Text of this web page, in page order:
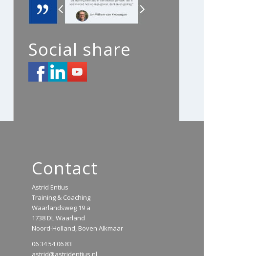
Social share
Contact
Astrid Entius
Training & Coaching
Waarlandsweg 19 a
1738 DL Waarland
Noord-Holland, Boven Alkmaar
06 34 54 06 83
astrid@astridentius.nl